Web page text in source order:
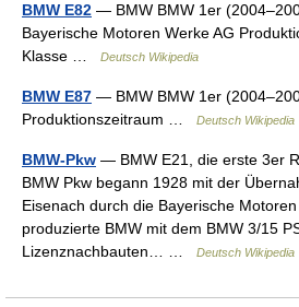
BMW E82 — BMW BMW 1er
Bayerische Motoren Werke AG
Klasse …
Deutsch Wikipedia
BMW E87 — BMW BMW 1er
Produktionszeitraum …
Deutsch Wikipedia
BMW-Pkw — BMW E21, die erste 3er
BMW Pkw begann 1928 mit der
Eisenach durch die Bayerische
produzierte BMW mit dem BMW 3/15
Lizenznachbauten… …
Deutsch Wikipedia